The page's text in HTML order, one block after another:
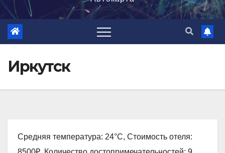
Иркутск
Средняя температура: 24°C, Стоимость отеля: